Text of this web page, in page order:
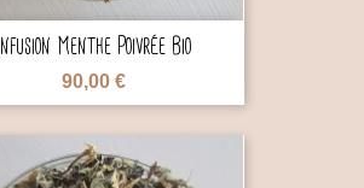
Infusion Menthe Poivrée Bio
90,00 €